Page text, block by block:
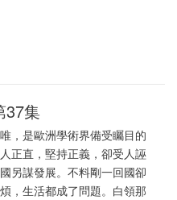
37集
，是歐洲學術界備受矚目的
正直，堅持正義，卻受人誣
另謀發展。不料剛一回國卻
，生活都成了問題。白領那